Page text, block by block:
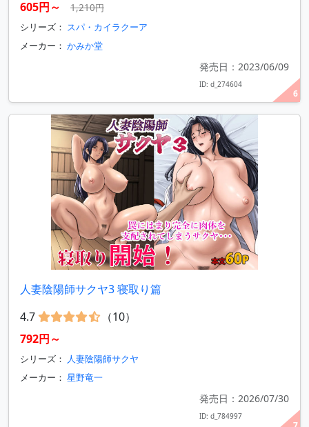
6
605円～
1,210円
シリーズ： スパ・カイラクーア
メーカー： かみか堂
発売日：2023/06/09
ID: d_274604
人妻陰陽師サクヤ3 寝取り篇
4.7
（10）
792円～
シリーズ： 人妻陰陽師サクヤ
メーカー： 星野竜一
発売日：2026/07/30
ID: d_784997